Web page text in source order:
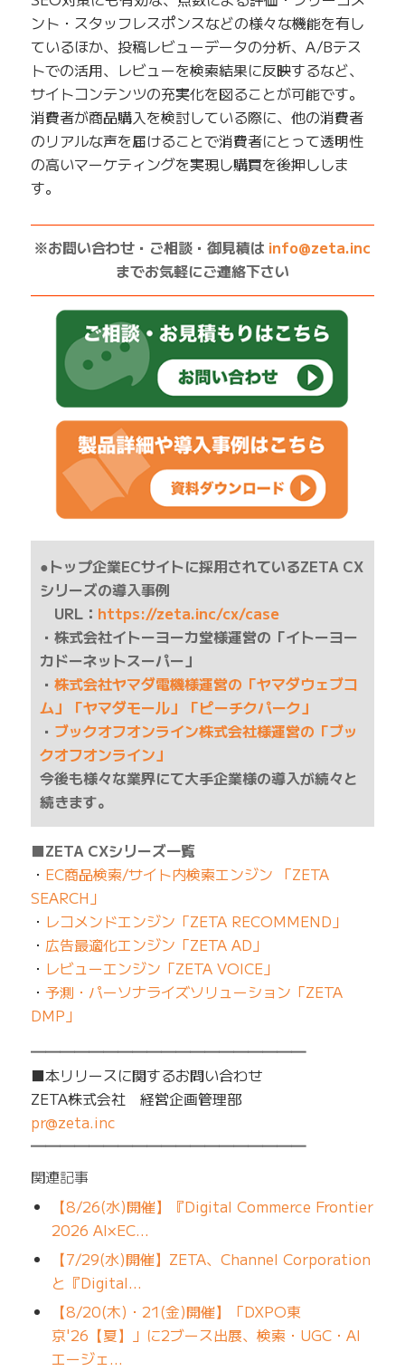
ント・スタッフレスポンスなどの様々な機能を有し
ているほか、投稿レビューデータの分析、A/Bテス
トでの活用、レビューを検索結果に反映するなど、
サイトコンテンツの充実化を図ることが可能です。
消費者が商品購入を検討している際に、他の消費者
のリアルな声を届けることで消費者にとって透明性
の高いマーケティングを実現し購買を後押ししま
す。
※お問い合わせ・ご相談・御見積は info@zeta.inc
までお気軽にご連絡下さい
●トップ企業ECサイトに採用されているZETA CX
シリーズの導入事例
URL： https://zeta.inc/cx/case
・株式会社イトーヨーカ堂様運営の「イトーヨー
カドーネットスーパー」
・ 株式会社ヤマダ電機様運営の「ヤマダウェブコ
ム」「ヤマダモール」「ピーチクパーク」
・ ブックオフオンライン株式会社様運営の「ブッ
クオフオンライン」
今後も様々な業界にて大手企業様の導入が続々と
続きます。
■ZETA CXシリーズ一覧
・ EC商品検索/サイト内検索エンジン 「ZETA
SEARCH」
・ レコメンドエンジン「ZETA RECOMMEND」
・ 広告最適化エンジン「ZETA AD」
・ レビューエンジン「ZETA VOICE」
・ 予測・パーソナライズソリューション「ZETA
DMP」
━━━━━━━━━━━━━━━━━━━
■本リリースに関するお問い合わせ
ZETA株式会社 経営企画管理部
pr@zeta.inc
━━━━━━━━━━━━━━━━━━━
関連記事
【8/26(水)開催】『Digital Commerce Frontier
2026 AI×EC…
【7/29(水)開催】ZETA、Channel Corporation
と『Digital…
【8/20(木)・21(金)開催】「DXPO東
京'26【夏】」に2ブース出展、検索・UGC・AI
エージェ…